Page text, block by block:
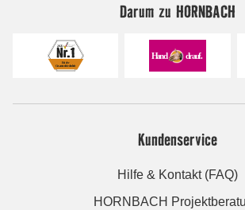
Darum zu HORNBACH
Kundenservice
Hilfe & Kontakt (FAQ)
HORNBACH